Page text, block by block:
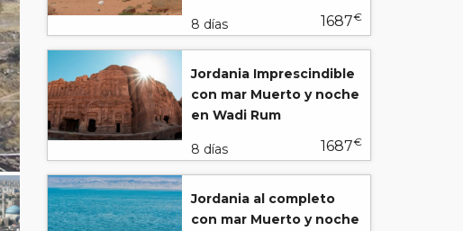
8 días 1687€
Jordania Imprescindible
con mar Muerto y noche
en Wadi Rum
8 días 1687€
Jordania al completo
con mar Muerto y noche